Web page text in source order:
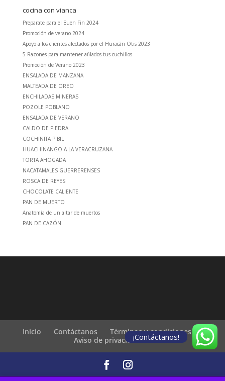
cocina con vianca
Preparate para el Buen Fin 2024
Promoción de verano 2024
Apoyo a los clientes afectados por el Huracán Otis 2023
5 Razones para mantener afilados tus cuchillos
Promoción de Verano 2023
ENSALADA DE MANZANA
MALTEADA DE OREO
ENCHILADAS MINERAS
POZOLE POBLANO
ENSALADA DE VERANO
CALDO DE PIEDRA
COCHINITA PIBIL
HUACHINANGO A LA VERACRUZANA
TORTA AHOGADA
NACATAMALES GUERRERENSES
ROSCA DE REYES
CHOCOLATE CALIENTE
PAN DE MUERTO
Anatomía de un altar de muertos
PAN DE CAZÓN
Inicio Contáctanos
Términos y condiciones
Aviso de privacidad¡Contáctanos!